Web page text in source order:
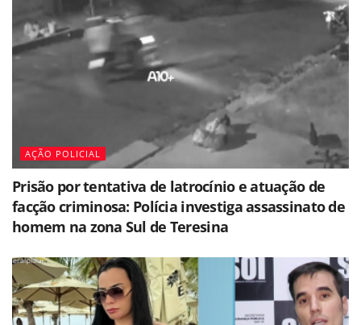
AÇÃO POLICIAL
Prisão por tentativa de latrocínio e atuação de
facção criminosa: Polícia investiga assassinato de
homem na zona Sul de Teresina